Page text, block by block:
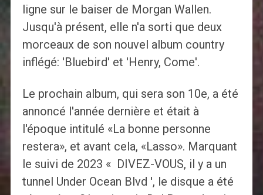
ligne sur le baiser de Morgan Wallen.
Jusqu'à présent, elle n'a sorti que deux
morceaux de son nouvel album country
inflégé: 'Bluebird' et 'Henry, Come'.
Le prochain album, qui sera son 10e, a été
annoncé l'année dernière et était à
l'époque intitulé «La bonne personne
restera», et avant cela, «Lasso». Marquant
le suivi de 2023 « DIVEZ-VOUS, il y a un
tunnel Under Ocean Blvd ', le disque a été